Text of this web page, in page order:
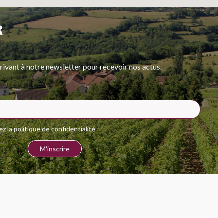
à notre newsletter pour recevoir nos actus.
la politique de confidentialité